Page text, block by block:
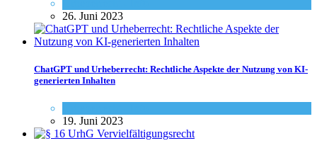
26. Juni 2023
ChatGPT und Urheberrecht: Rechtliche Aspekte der Nutzung von KI-
generierten Inhalten
19. Juni 2023